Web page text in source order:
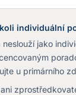
individuální
jako
u primárního